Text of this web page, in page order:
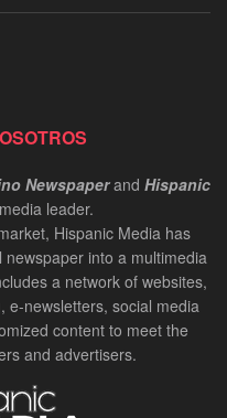
Newspaperand Hispanic
leader.
Hispanic Media has
into a multimedia
a network of websites,
e-newsletters, social media
content to meet the
and advertisers.